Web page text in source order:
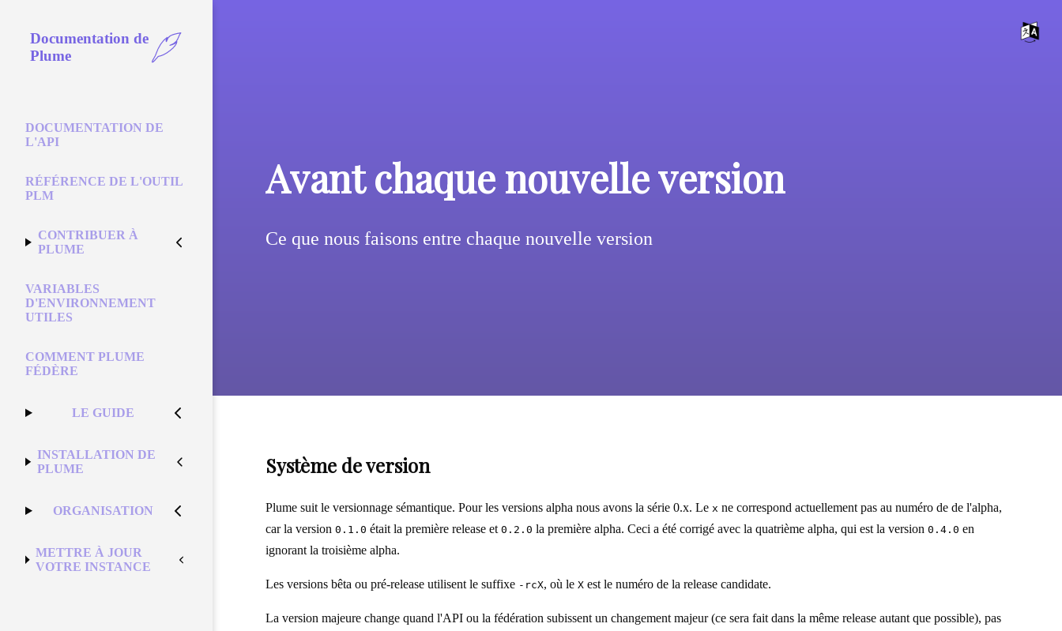
Avant chaque nouvelle version
Ce que nous faisons entre chaque nouvelle version
Documentation de
Plume
DOCUMENTATION DE
L'API
RÉFÉRENCE DE L'OUTIL
PLM
CONTRIBUER À
PLUME
VARIABLES
D'ENVIRONNEMENT
UTILES
COMMENT PLUME
FÉDÈRE
LE GUIDE
INSTALLATION DE
PLUME
ORGANISATION
METTRE À JOUR
VOTRE INSTANCE
Système de version
Plume suit le versionnage sémantique. Pour les versions alpha nous avons la série 0.x. Le x ne correspond actuellement pas au numéro de de l'alpha,
car la version 0.1.0 était la première release et 0.2.0 la première alpha. Ceci a été corrigé avec la quatrième alpha, qui est la version 0.4.0 en
ignorant la troisième alpha.
Les versions bêta ou pré-release utilisent le suffixe -rcX, où le Xest le numéro de la release candidate.
La version majeure change quand l'API ou la fédération subissent un changement majeur (ce sera fait dans la même release autant que possible), pas